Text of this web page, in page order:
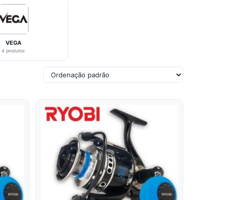
VEGA
4 produtos